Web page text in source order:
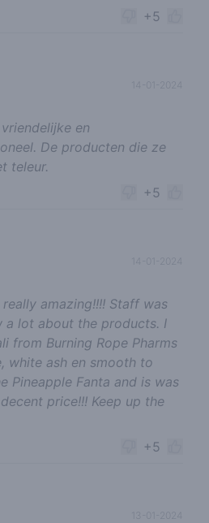
+5
en
De producten die ze
teleur.
+5
amazing!!!! Staff was
a lot about the products. I
from Burning Rope Pharms
white ash en smooth to
Pineapple Fanta and is was
price!!! Keep up the
+5
13-01-2024